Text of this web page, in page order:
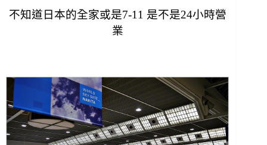
不知道日本的全家或是7-11 是不是24小時營
業